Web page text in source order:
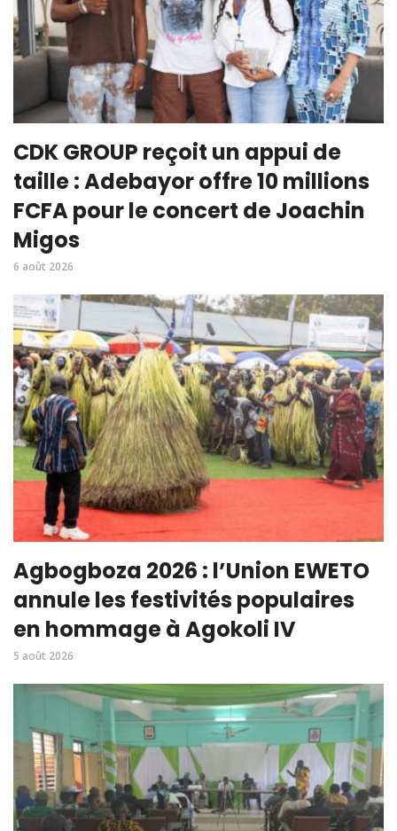
CDK GROUP reçoit un appui de
taille : Adebayor offre 10 millions
FCFA pour le concert de Joachin
Migos
6 août 2026
Agbogboza 2026 : l’Union EWETO
annule les festivités populaires
en hommage à Agokoli IV
5 août 2026